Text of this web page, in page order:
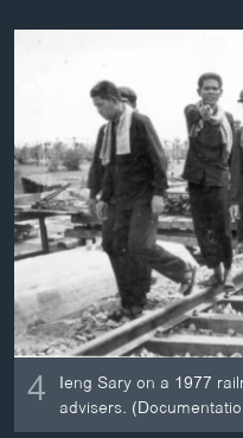
4 Ieng Sary on a 1977
advisers.